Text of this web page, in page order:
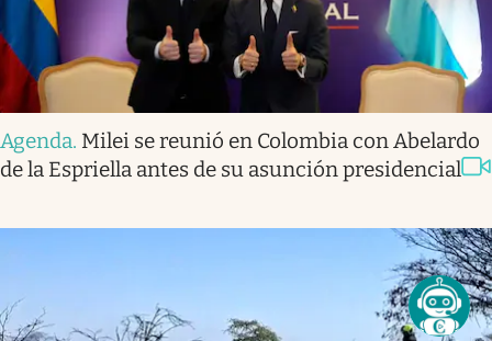
Agenda. Milei se reunió en Colombia con Abelardo
de la Espriella antes de su asunción presidencial